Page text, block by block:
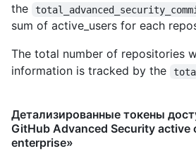
the
sum of active_users for each
The total number of repositories
information is tracked by the
Детализированные токены
GitHub Advanced Security active
enterprise»